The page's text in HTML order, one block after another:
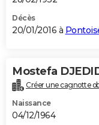
Décès
20/01/2016 à
Mostefa
Créer une cagnotte
Naissance
04/12/1964